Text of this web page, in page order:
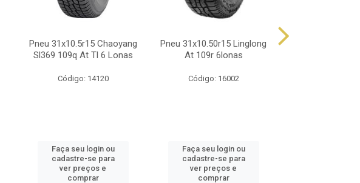
Pneu 31x10.5r15 Chaoyang
Sl369 109q At Tl 6 Lonas
Código: 14120
Faça seu login ou
cadastre-se para
ver preços e
comprar
Pneu 31x10.50r15 Linglong
At 109r 6lonas
Código: 16002
Faça seu login ou
cadastre-se para
ver preços e
comprar